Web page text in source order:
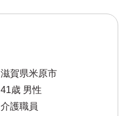
滋賀県米原市
41歳 男性
介護職員